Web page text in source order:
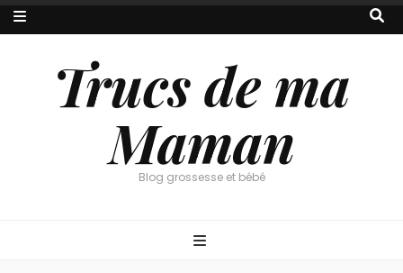
Trucs de ma
Maman
Blog grossesse et bébé